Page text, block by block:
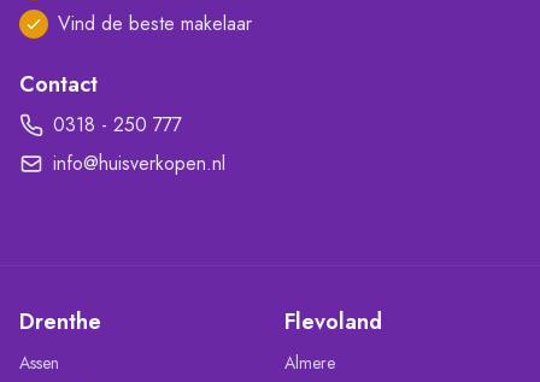
Vind de beste makelaar
Contact
0318 - 250 777
info@huisverkopen.nl
Drenthe
Assen
Flevoland
Almere